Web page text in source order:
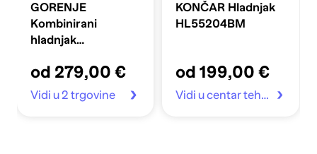
GORENJE
Kombinirani
hladnjak
od 279,00 €
Vidi u 2 trgovine
KONČAR Hladnjak
HL55204BM
od 199,00 €
Vidi u centar tehnike